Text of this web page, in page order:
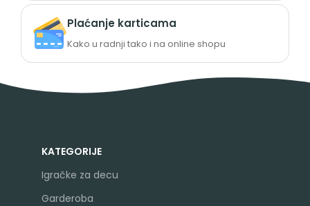
Plaćanje karticama
Kako u radnji tako i na online shopu
KATEGORIJE
Igračke za decu
Garderoba